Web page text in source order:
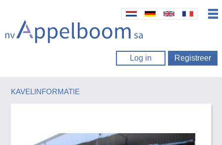
Log in Registreer
KAVELINFORMATIE